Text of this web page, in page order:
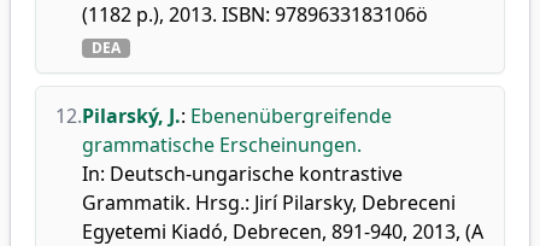
(1182 p.), 2013. ISBN: 9789633183106ö
DEA
12.Pilarský, J.: Ebenenübergreifende
grammatische Erscheinungen.
In: Deutsch-ungarische kontrastive
Grammatik. Hrsg.: Jirí Pilarsky, Debreceni
Egyetemi Kiadó, Debrecen, 891-940, 2013, (A